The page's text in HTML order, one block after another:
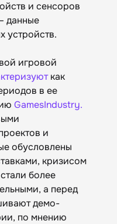
и сенсоров
данные
устройств.
игровой
как
в ее
GamesIndustry.
и
обусловлены
кризисом
более
а перед
демо-
по мнению